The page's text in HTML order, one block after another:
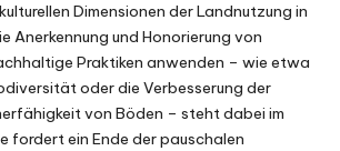
Dimensionen der Landnutzung in
Anerkennung und Honorierung von
Praktiken anwenden – wie etwa
oder die Verbesserung der
von Böden – steht dabei im
fordert ein Ende der pauschalen